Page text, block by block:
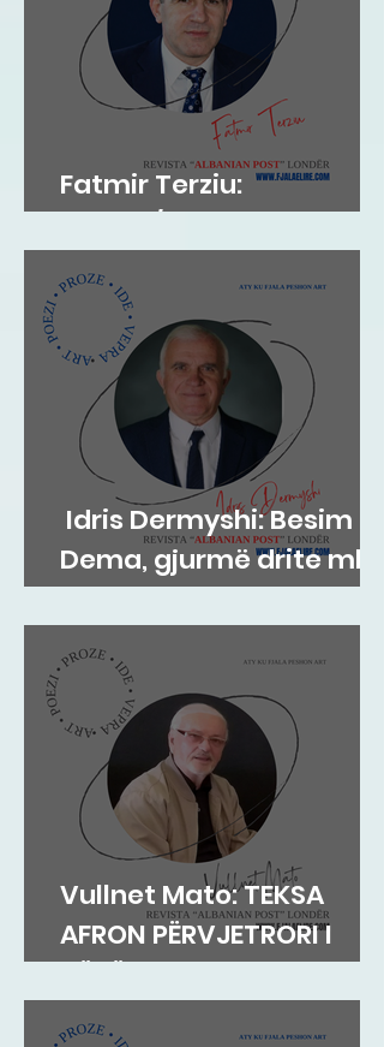
Fatmir Terziu:
Poiesis/Polemos
Idris Dermyshi: Besim
Dema, gjurmë drite mbi
supet e kohës
Vullnet Mato: TEKSA
AFRON PËRVJETRORI I
NËNËS